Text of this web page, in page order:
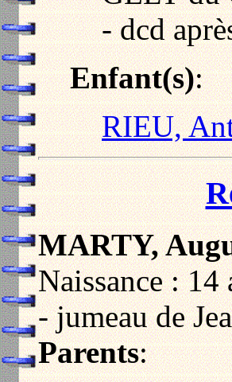
- dcd
Enfant(s):
RIEU,
MARTY,
Naissance :
- jumeau de
Parents: